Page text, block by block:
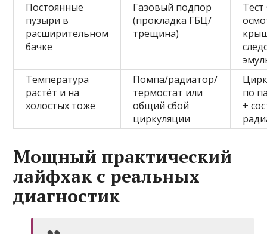
Постоянные
пузыри в
расширительном
бачке
Газовый подпор
(прокладка ГБЦ/
трещина)
Тест
Температура
растёт и на
холостых тоже
Помпа/радиатор/
термостат или
общий сбой
циркуляции
по
+
Мощный практический
лайфхак с реальных
диагностик